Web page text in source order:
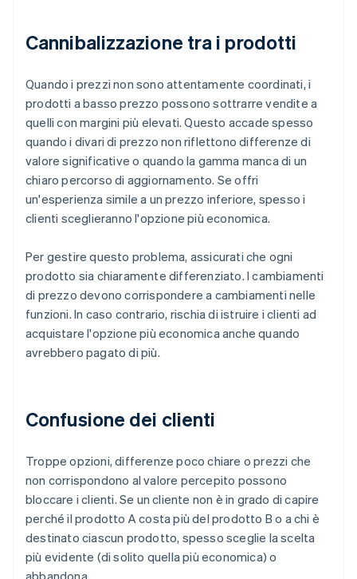
Cannibalizzazione tra i prodotti
Quando i prezzi non sono attentamente coordinati, i
prodotti a basso prezzo possono sottrarre vendite a
quelli con margini più elevati. Questo accade spesso
quando i divari di prezzo non riflettono differenze di
valore significative o quando la gamma manca di un
chiaro percorso di aggiornamento. Se offri
un'esperienza simile a un prezzo inferiore, spesso i
clienti sceglieranno l'opzione più economica.
Per gestire questo problema, assicurati che ogni
prodotto sia chiaramente differenziato. I cambiamenti
di prezzo devono corrispondere a cambiamenti nelle
funzioni. In caso contrario, rischia di istruire i clienti ad
acquistare l'opzione più economica anche quando
avrebbero pagato di più.
Confusione dei clienti
Troppe opzioni, differenze poco chiare o prezzi che
non corrispondono al valore percepito possono
bloccare i clienti. Se un cliente non è in grado di capire
perché il prodotto A costa più del prodotto B o a chi è
destinato ciascun prodotto, spesso sceglie la scelta
più evidente (di solito quella più economica) o